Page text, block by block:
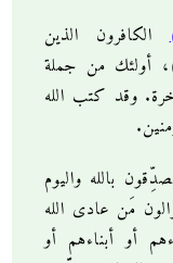
الكافرون الذين
أولئك من جملة
وقد كتب الله
بالله واليوم
مَن عادى الله
أو أبناءهم أو